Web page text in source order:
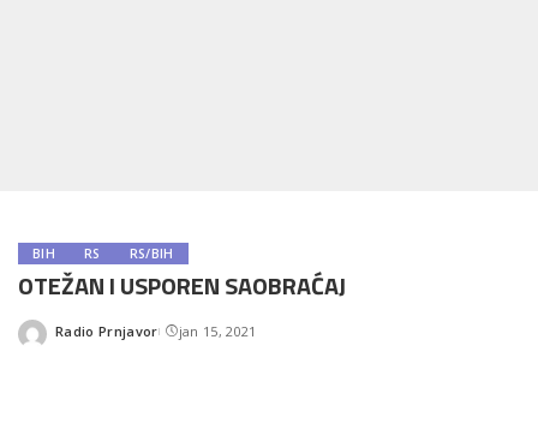
BIH RS RS/BIH
OTEŽAN I USPOREN SAOBRAĆAJ
Posted
Radio Prnjavor jan 15, 2021